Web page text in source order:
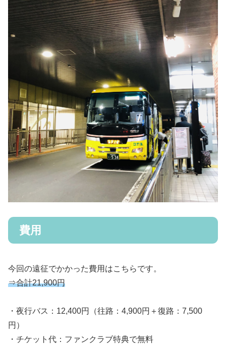
費用
今回の遠征でかかった費用はこちらです。
⇒合計21,900円
・夜行バス：12,400円（往路：4,900円＋復路：7,500
円）
・チケット代：ファンクラブ特典で無料